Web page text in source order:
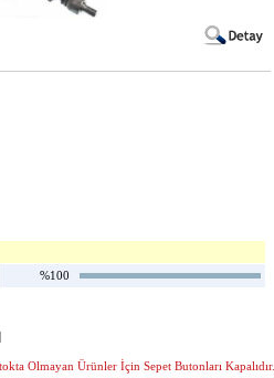
%100
Olmayan Ürünler İçin Sepet Butonları Kapalıdır.